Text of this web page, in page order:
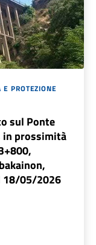
PROTEZIONE
sul Ponte
in prossimità
18/05/2026